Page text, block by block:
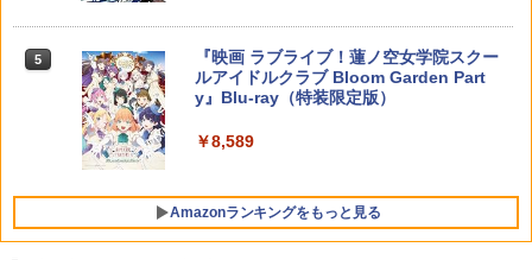
上手の若君 12 (完全生産限定版)【Blu-
ray】(描き下ろしイラスト(時行 B)使用
A3タペストリー+アクリルキーホルダー)
[ 松井優征 ]
￥7,150
￥10,737
￥14,141
5
『映画 ラブライブ！蓮ノ空女学院スクー
ルアイドルクラブ Bloom Garden Part
y』Blu-ray（特装限定版）
￥8,589
Amazonランキングをもっと見る